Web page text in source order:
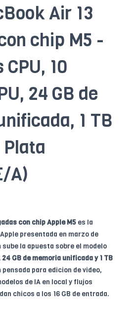
Air 13
chip M5 -
10
24 GB de
1 TB
Plata
A)
con chip Apple M5 es la
presentada en marzo de
la apuesta sobre el modelo
24 GB de memoria unificada y 1 TB
para edicion de video,
de IA en local y flujos
chicos a los 16 GB de entrada.